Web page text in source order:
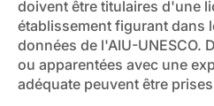
doivent être titulaires d'une
établissement figurant dans
données de l'AIU-UNESCO.
ou apparentées avec une
adéquate peuvent être